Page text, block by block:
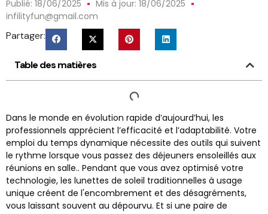
Publié: 18/06/2025
Mis à jour: 18/06/2025
infilityfun@gmail.com
Partager:
Table des matières
Dans le monde en évolution rapide d’aujourd’hui, les
professionnels apprécient l’efficacité et l’adaptabilité. Votre
emploi du temps dynamique nécessite des outils qui suivent
le rythme lorsque vous passez des déjeuners ensoleillés aux
réunions en salle.. Pendant que vous avez optimisé votre
technologie, les lunettes de soleil traditionnelles à usage
unique créent de l'encombrement et des désagréments,
vous laissant souvent au dépourvu. Et si une paire de